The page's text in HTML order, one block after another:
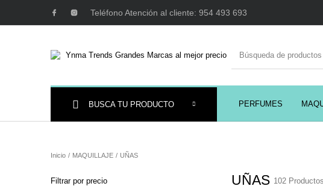
Teléfono Atención al cliente: 954 493 693
PERFUMES
BUSCA TU PRODUCTO
Inicio / MAQUILLAJE / UÑAS
Filtrar por precio UÑAS 102 Productos